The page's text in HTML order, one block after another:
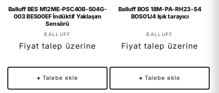
Balluff BES M12ME-PSC40B-S04G-
003 BES00EF İndüktif Yaklaşım
Sensörü
Satıcı:
BALLUFF
Fiyat talep üzerine
+ Talebe ekle
Balluff BOS 18M-PA-RH23-S4
BOS01J4 Işık tarayıcı
Satıcı:
BALLUFF
Fiyat talep üzerine
+ Talebe ekle